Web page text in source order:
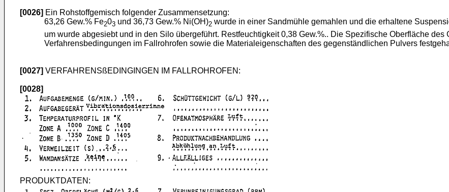
[0026] Ein Rohstoffgemisch folgender Zusammensetzung:
63,26 Gew.% Fe203 und 36,73 Gew.% Ni(OH)2 wurde in einer Sandmühle gemahlen und die erhaltene
um wurde abgesiebt und in den Silo übergeführt. Restfeuchtigkeit 0,38 Gew.%.. Die Spezifische Oberfläche des
Verfahrensbedingungen im Fallrohrofen sowie die Materialeigenschaften des gegenständlichen Pulvers
[0027] VERFAHRENSßEDINGINGEN IM FALLROHROFEN:
[0028]
PRODUKTDATEN: